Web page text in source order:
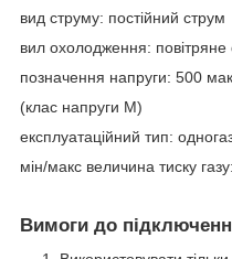
вид струму: постійний струм
вил охолодження:
позначення напруги: 500
(клас напруги M)
експлуатаційний тип:
мін/макс величина тиску
Вимоги до